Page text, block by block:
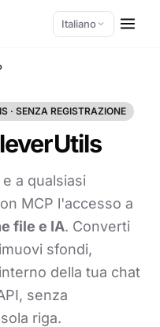
Italiano
· SENZA REGISTRAZIONE
a qualsiasi
MCP l'accesso a
file e IA. Converti
sfondi,
della tua chat
senza
riga.